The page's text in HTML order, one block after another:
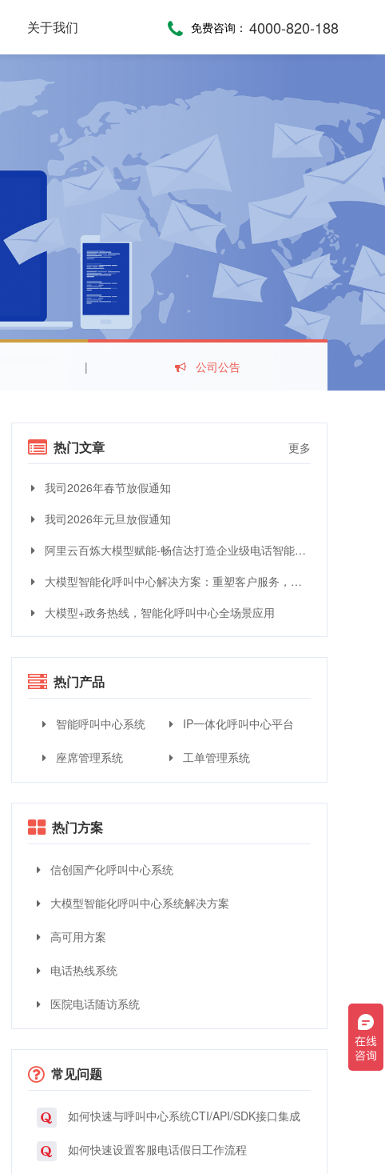
关于我们 免费咨询： 4000-820-188
公司公告
热门文章 更多
我司2026年春节放假通知
我司2026年元旦放假通知
阿里云百炼大模型赋能-畅信达打造企业级电话智能体与智能呼叫中心完整方案
大模型智能化呼叫中心解决方案：重塑客户服务，引领交互革命
大模型+政务热线，智能化呼叫中心全场景应用
热门产品
智能呼叫中心系统 IP一体化呼叫中心平台
座席管理系统 工单管理系统
热门方案
信创国产化呼叫中心系统
大模型智能化呼叫中心系统解决方案
高可用方案
电话热线系统
医院电话随访系统
常见问题
如何快速与呼叫中心系统CTI/API/SDK接口集成
如何快速设置客服电话假日工作流程